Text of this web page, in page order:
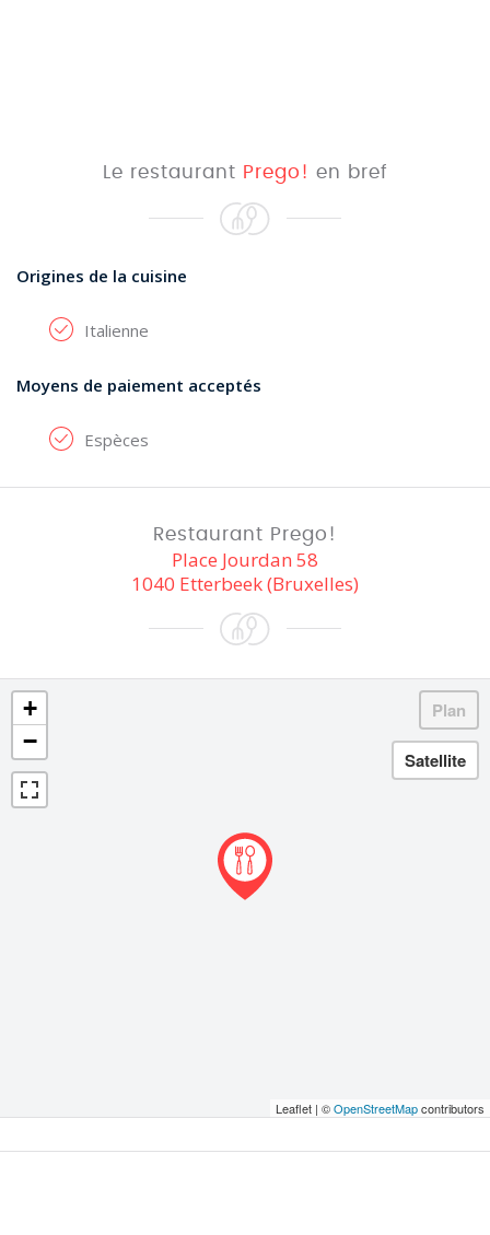
Le restaurant Prego! en bref
Origines de la cuisine
Italienne
Moyens de paiement acceptés
Espèces
Restaurant Prego!
Place Jourdan 58
1040 Etterbeek (Bruxelles)
+
−
Leaflet | ©OpenStreetMapcontributors